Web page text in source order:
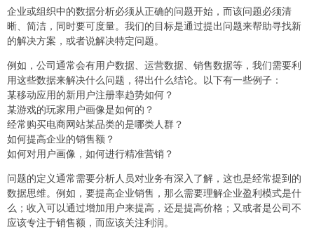
企业或组织中的数据分析必须从正确的问题开始，而该问题必须清
晰、简洁，同时要可度量。我们的目标是通过提出问题来帮助寻找新
的解决方案，或者说解决特定问题。
例如，公司通常会有用户数据、运营数据、销售数据等，我们需要利
用这些数据来解决什么问题，得出什么结论。以下有一些例子：
某移动应用的新用户注册率趋势如何？
某游戏的玩家用户画像是如何的？
经常购买电商网站某品类的是哪类人群？
如何提高企业的销售额？
如何对用户画像，如何进行精准营销？
问题的定义通常需要分析人员对业务有深入了解，这也是经常提到的
数据思维。例如，要提高企业销售，那么需要理解企业盈利模式是什
么；收入可以通过增加用户来提高，还是提高价格；又或者是公司不
应该专注于销售额，而应该关注利润。